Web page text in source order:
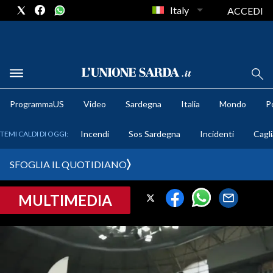
METEO
CRONACA SARDEGNA
PROVINCIA DI CAGLIARI
SULCIS IGLESIENTE
Italy ACCEDI
ProgrammaUS Video Sardegna Italia Mondo
TEMI CALDI DI OGGI: Incendi Sos Sardegna Incidenti
SFOGLIA IL QUOTIDIANO
MULTIMEDIA